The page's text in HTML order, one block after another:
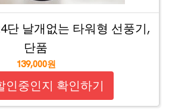
단 날개없는 타워형 선풍기,
단품
139,000원
인중인지 확인하기